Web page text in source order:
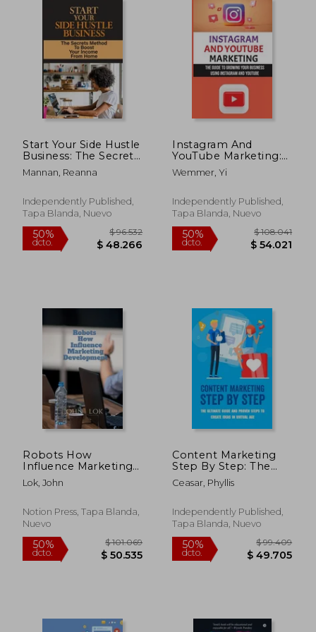
50%
dcto. $ 48.266
50%
dcto.
50%
dcto.
$ 102.287
$ 51.143
50%
dcto.
Start Your Side Hustle
Business: The Secrets
Method To Boost
Your Income From
Income Part Time
From Home (en
Mannan, Reanna
Independently Published,
Tapa Blanda, Nuevo
Instagram And
YouTube Marketing:
The Guide To
Growing Your
Instagram And
YouTube: Instagram
(en Inglés)
Wemmer, Yi
Independently Published,
Tapa Blanda, Nuevo
Robots How
Influence Marketing
Development (en
Inglés)
Lok, John
Notion Press, Tapa Blanda,
Nuevo
Content Marketing
Step By Step: The
Ultimate Guide And
Proven Steps To
Age: The Complete
Guide To Digital
Ceasar, Phyllis
Independently Published,
Tapa Blanda, Nuevo